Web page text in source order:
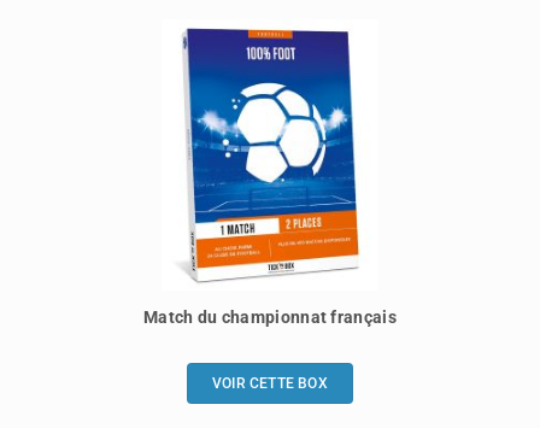
Match du championnat français
VOIR CETTE BOX